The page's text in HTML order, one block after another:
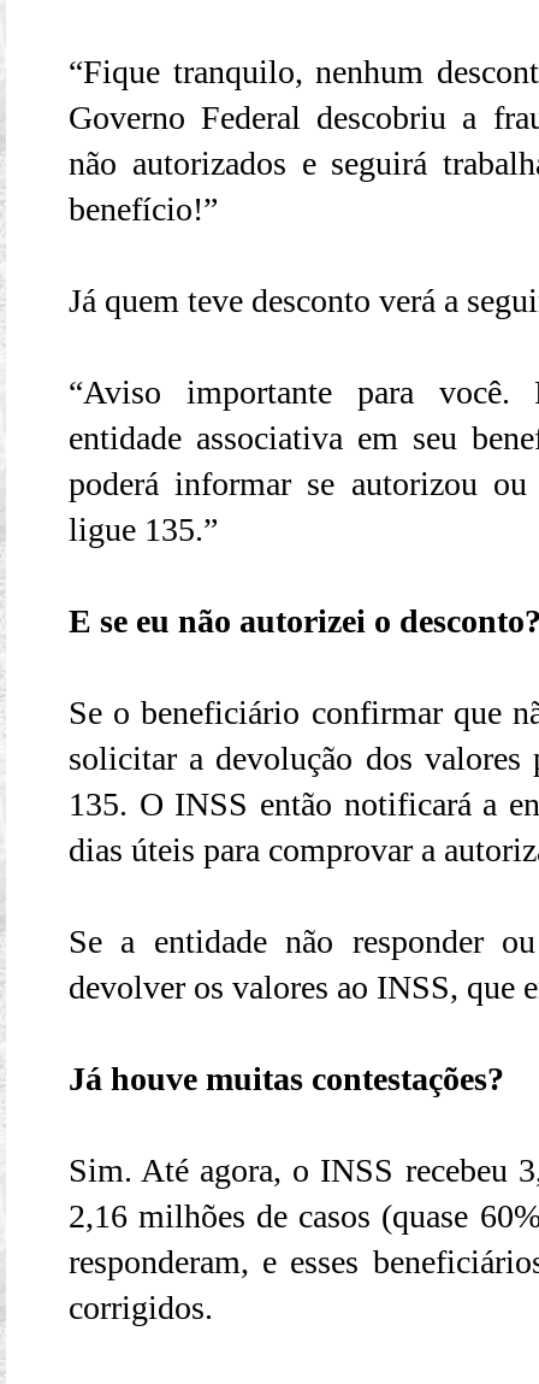
“Fique tranquilo, nenhum
Governo Federal descobriu a
não autorizados e seguirá
benefício!”
Já quem teve desconto verá a
“Aviso importante para
entidade associativa em seu
poderá informar se autorizou
ligue 135.”
E se eu não autorizei o
Se o beneficiário confirmar que
solicitar a devolução dos
135. O INSS então notificará a
dias úteis para comprovar a
Se a entidade não responder
devolver os valores ao INSS, que
Já houve muitas contestações?
Sim. Até agora, o INSS recebeu
2,16 milhões de casos (quase
responderam, e esses
corrigidos.